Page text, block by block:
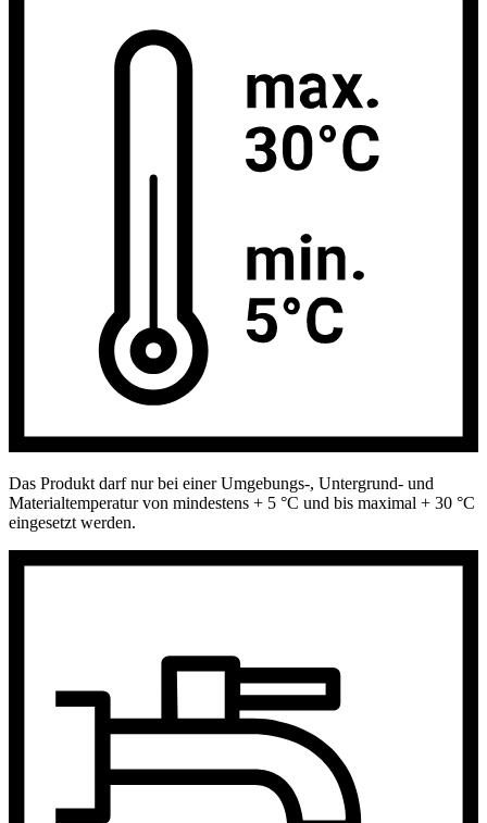
Das Produkt darf nur bei einer Umgebungs-, Untergrund- und
Materialtemperatur von mindestens + 5 °C und bis maximal + 30 °C
eingesetzt werden.